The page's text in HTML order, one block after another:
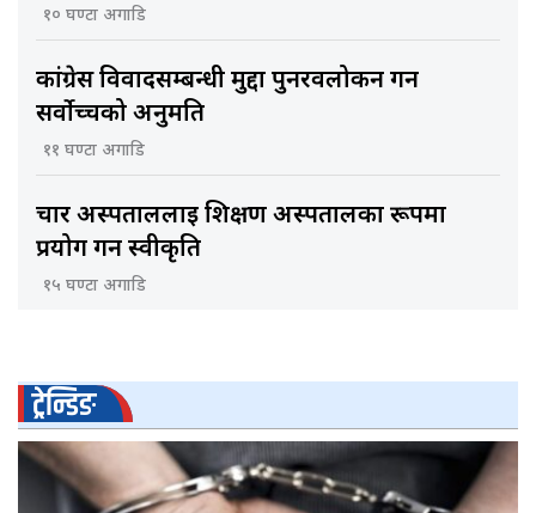
१० घण्टा अगाडि
कांग्रेस विवादसम्बन्धी मुद्दा पुनरवलोकन गर्न
सर्वोच्चको अनुमति
११ घण्टा अगाडि
चार अस्पताललाई शिक्षण अस्पतालका रूपमा
प्रयोग गर्न स्वीकृति
१५ घण्टा अगाडि
ट्रेन्डिङ